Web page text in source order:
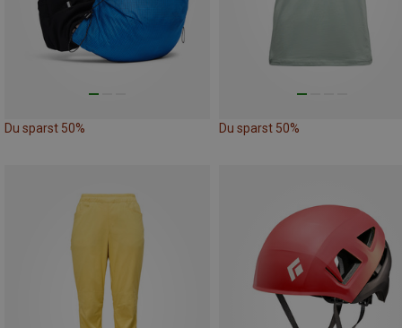
Du sparst 50% Du sparst 50%